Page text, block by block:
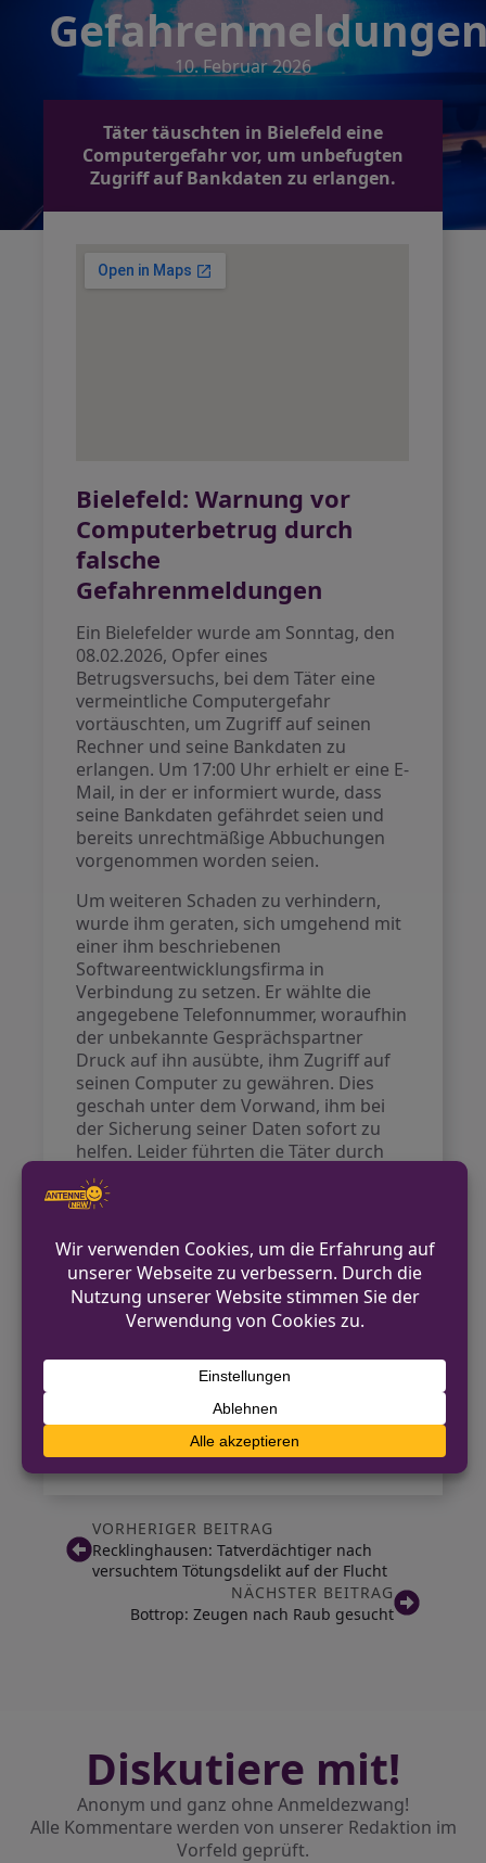
10. Februar 2026
Täter täuschten in Bielefeld eine
Computergefahr vor, um unbefugten
Zugriff auf Bankdaten zu erlangen.
Bielefeld: Warnung vor
Computerbetrug durch
falsche
Gefahrenmeldungen
Ein Bielefelder wurde am Sonntag, den
08.02.2026, Opfer eines
Betrugsversuchs, bei dem Täter eine
vermeintliche Computergefahr
vortäuschten, um Zugriff auf seinen
Rechner und seine Bankdaten zu
erlangen. Um 17:00 Uhr erhielt er eine E-
Mail, in der er informiert wurde, dass
seine Bankdaten gefährdet seien und
bereits unrechtmäßige Abbuchungen
vorgenommen worden seien.
Um weiteren Schaden zu verhindern,
wurde ihm geraten, sich umgehend mit
einer ihm beschriebenen
Softwareentwicklungsfirma in
Verbindung zu setzen. Er wählte die
angegebene Telefonnummer, woraufhin
der unbekannte Gesprächspartner
Druck auf ihn ausübte, ihm Zugriff auf
seinen Computer zu gewähren. Dies
geschah unter dem Vorwand, ihm bei
der Sicherung seiner Daten sofort zu
helfen. Leider führten die Täter durch
diesen Zugriff auch zu unerlaubten
Überweisungen von seinem Online-
Der Betroffene reagierte schnell,
stornierte die unrechtmäßigen
Transaktionen und erstattete Anzeige
bei der Polizei. Dies verdeutlicht, wie
Nachrichten von Unbekannten
Zugang zu persönlichen Daten oder
zum Computer zu gewähren.
VORHERIGER BEITRAG
Recklinghausen: Tatverdächtiger nach
versuchtem Tötungsdelikt auf der Flucht
NÄCHSTER BEITRAG
Bottrop: Zeugen nach Raub gesucht
Diskutiere mit!
Anonym und ganz ohne Anmeldezwang!
Alle Kommentare werden von unserer Redaktion im
Vorfeld geprüft.